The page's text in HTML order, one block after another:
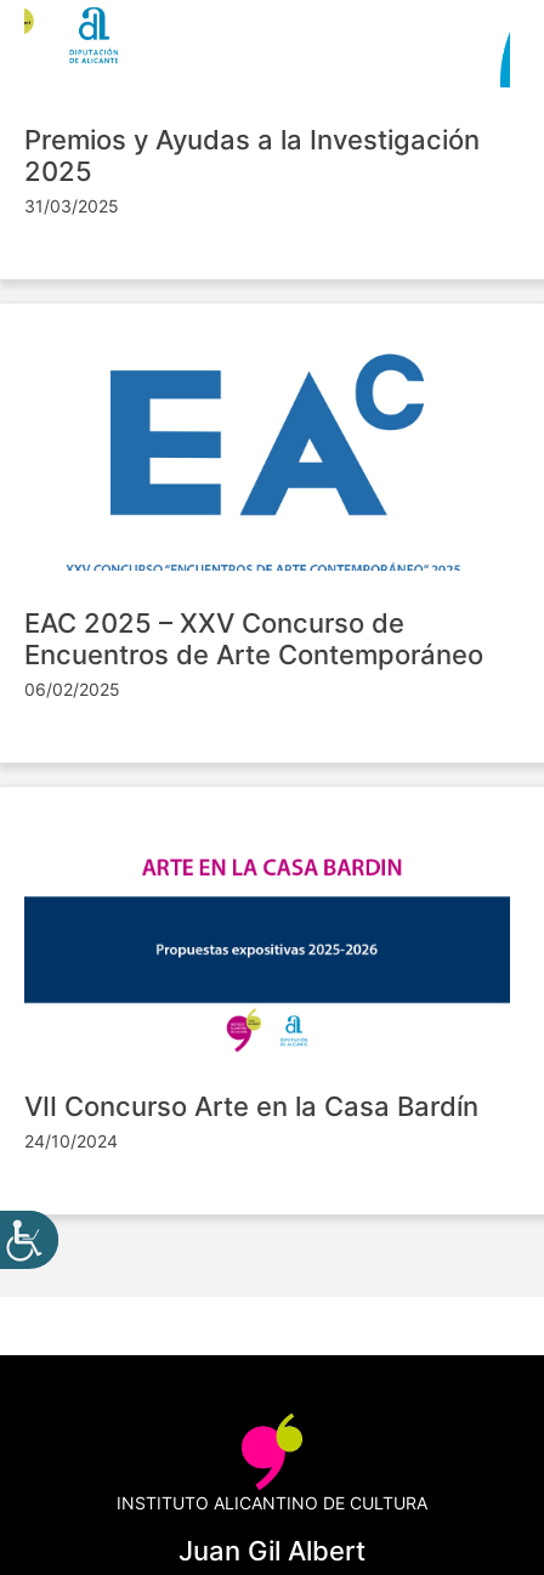
Premios y Ayudas a la Investigación
2025
31/03/2025
EAC 2025 – XXV Concurso de
Encuentros de Arte Contemporáneo
06/02/2025
VII Concurso Arte en la Casa Bardín
24/10/2024
INSTITUTO ALICANTINO DE CULTURA
Juan Gil Albert